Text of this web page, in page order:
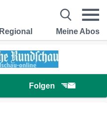
Regional Meine Abos
Folgen